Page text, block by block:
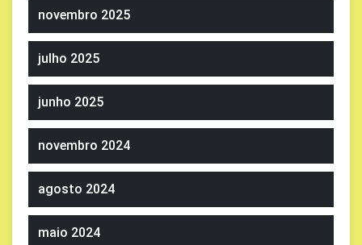
novembro 2025
julho 2025
junho 2025
novembro 2024
agosto 2024
maio 2024